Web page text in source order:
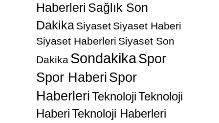
Haberleri Sağlık Son
Dakika Siyaset Siyaset Haberi
Siyaset Haberleri Siyaset Son
Dakika SondakikaSpor
Spor Haberi Spor
HaberleriTeknolojiTeknoloji
HaberiTeknoloji Haberleri